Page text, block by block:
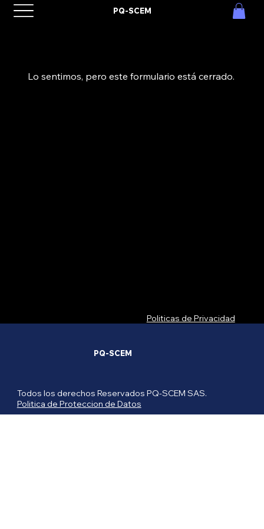
PQ-SCEM
Lo sentimos, pero este formulario está cerrado.
Politicas de Privacidad
PQ-SCEM
Todos los derechos Reservados PQ-SCEM SAS.
Politica de Proteccion de Datos